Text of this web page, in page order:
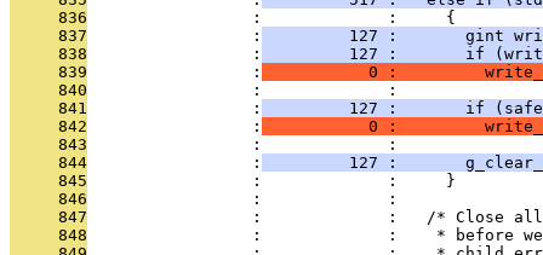
     836
                 :             :     {
     837
                 :
127 :       gint
     838
                 :
127 :       if
     839
                 :
0 :
     840
:             :
     841
                 :
127 :       if
     842
                 :
0 :
     843
:             :
     844
                 :
127 :
     845
                 :             :     }
     846
                 :             :
     847
:             :   /* Close
     848
:             :    * before